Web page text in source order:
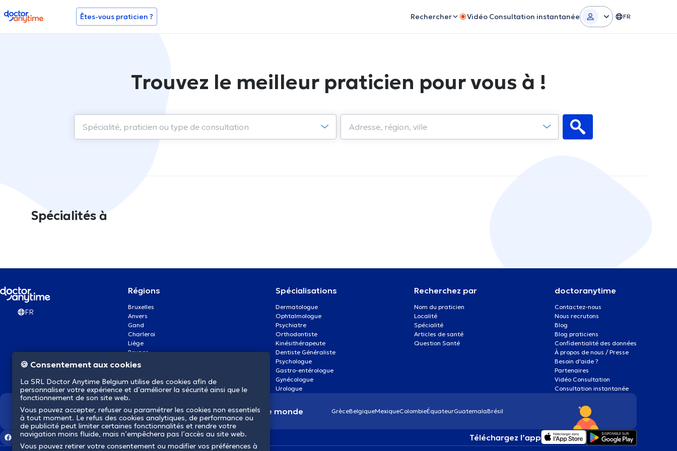
doctoranytime Êtes-vous praticien ? Rechercher Vidéo Consultation instantanée FR
Trouvez le meilleur praticien pour vous à !
Spécialités à
FR
Régions
Bruxelles
Anvers
Gand
Charleroi
Liège
Bruges
Namur
Mons
Aalst Flandre-Orientale
Spécialisations
Dermatologue
Ophtalmologue
Psychiatre
Orthodontiste
Kinésithérapeute
Dentiste Généraliste
Psychologue
Gastro-entérologue
Gynécologue
Urologue
Recherchez par
Nom du praticien
Localité
Spécialité
Articles de santé
Question Santé
doctoranytime
Contactez-nous
Nous recrutons
Blog
Blog praticiens
Confidentialité des données
À propos de nous / Presse
Besoin d'aide ?
Partenaires
Vidéo Consultation
Consultation instantanée
Nous révolutionnons la santé dans le monde GrèceBelgiqueMexiqueColombieÉquateurGuatemalaBrésil
Téléchargez l’app
🍪 Consentement aux cookies
La SRL Doctor Anytime Belgium utilise des cookies afin de
personnaliser votre expérience et d’améliorer la sécurité ainsi que le
fonctionnement de son site web.
Vous pouvez accepter, refuser ou paramétrer les cookies non essentiels
à tout moment. Le refus des cookies analytiques, de performance ou
de publicité peut limiter certaines fonctionnalités et rendre votre
navigation moins fluide, mais n’empêchera pas l’accès au site web.
Vous pouvez retirer votre consentement ou modifier vos préférences à